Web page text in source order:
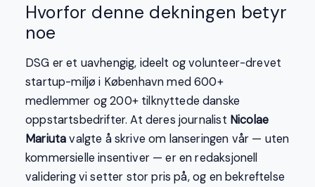
Hvorfor denne dekningen betyr
noe
DSG er et uavhengig, ideelt og volunteer-drevet
startup-miljø i København med 600+
medlemmer og 200+ tilknyttede danske
oppstartsbedrifter. At deres journalist Nicolae
Mariutavalgte å skrive om lanseringen vår — uten
kommersielle insentiver — er en redaksjonell
validering vi setter stor pris på, og en bekreftelse